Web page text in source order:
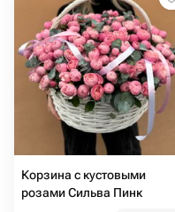
Корзина с кустовыми
розами Сильва Пинк